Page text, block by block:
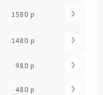
1580 р
1480 р
980 р
480 р